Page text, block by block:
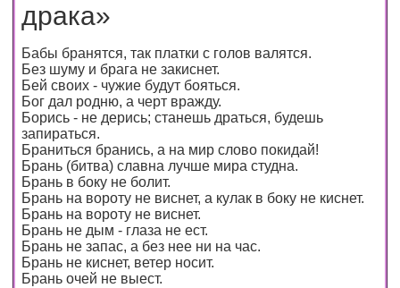
драка»
Бабы бранятся, так платки с голов валятся.
Без шуму и брага не закиснет.
Бей своих - чужие будут бояться.
Бог дал родню, а черт вражду.
Борись - не дерись; станешь драться, будешь
запираться.
Браниться бранись, а на мир слово покидай!
Брань (битва) славна лучше мира студна.
Брань в боку не болит.
Брань на вороту не виснет, а кулак в боку не киснет.
Брань на вороту не виснет.
Брань не дым - глаза не ест.
Брань не запас, а без нее ни на час.
Брань не киснет, ветер носит.
Брань очей не выест.